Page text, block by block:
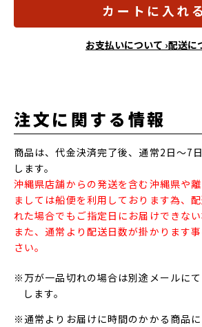
カートに入れる
お支払いについて ›配送に
注文に関する情報
商品は、代金決済完了後、通常2日～7
します。
沖縄県店舗からの発送を含む沖縄県や
ましては船便を利用しております為、
れた場合でもご指定日にお届けできない
また、通常より配送日数が掛かります
さい。
※万が一品切れの場合は別途メールに
します。
※通常よりお届けに時間のかかる商品